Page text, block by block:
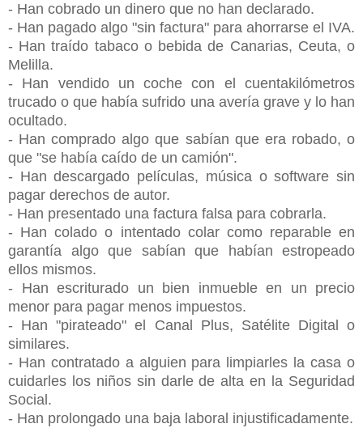
- Han cobrado un dinero que no han declarado.
- Han pagado algo "sin factura" para ahorrarse el IVA.
- Han traído tabaco o bebida de Canarias, Ceuta, o
Melilla.
- Han vendido un coche con el cuentakilómetros
trucado o que había sufrido una avería grave y lo han
ocultado.
- Han comprado algo que sabían que era robado, o
que "se había caído de un camión".
- Han descargado películas, música o software sin
pagar derechos de autor.
- Han presentado una factura falsa para cobrarla.
- Han colado o intentado colar como reparable en
garantía algo que sabían que habían estropeado
ellos mismos.
- Han escriturado un bien inmueble en un precio
menor para pagar menos impuestos.
- Han "pirateado" el Canal Plus, Satélite Digital o
similares.
- Han contratado a alguien para limpiarles la casa o
cuidarles los niños sin darle de alta en la Seguridad
Social.
- Han prolongado una baja laboral injustificadamente.